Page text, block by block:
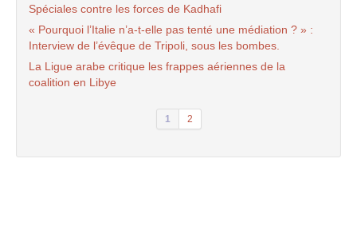
Spéciales contre les forces de Kadhafi
« Pourquoi l’Italie n’a-t-elle pas tenté une médiation ? » :
Interview de l’évêque de Tripoli, sous les bombes.
La Ligue arabe critique les frappes aériennes de la
coalition en Libye
1 2